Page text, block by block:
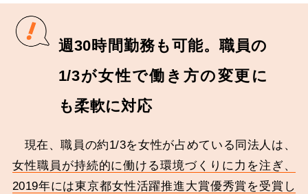
週30時間勤務も可能。職員の
1/3が女性で働き方の変更に
も柔軟に対応
現在、職員の約1/3を女性が占めている同法人は、
女性職員が持続的に働ける環境づくりに力を注ぎ、
2019年には東京都女性活躍推進大賞優秀賞を受賞し